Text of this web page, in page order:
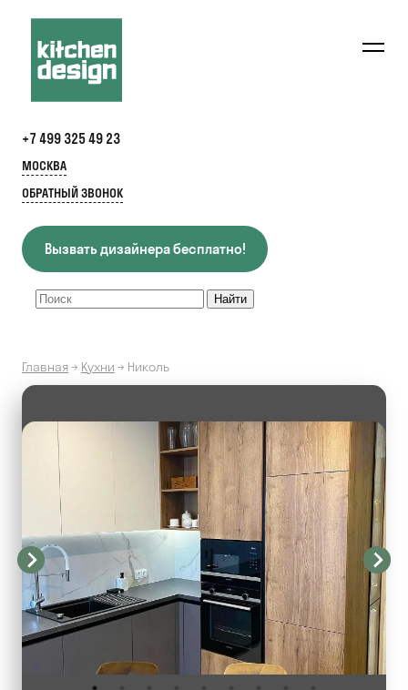
+7 499 325 49 23
МОСКВА
ОБРАТНЫЙ ЗВОНОК
Вызвать дизайнера бесплатно!
Главная→ Кухни → Николь